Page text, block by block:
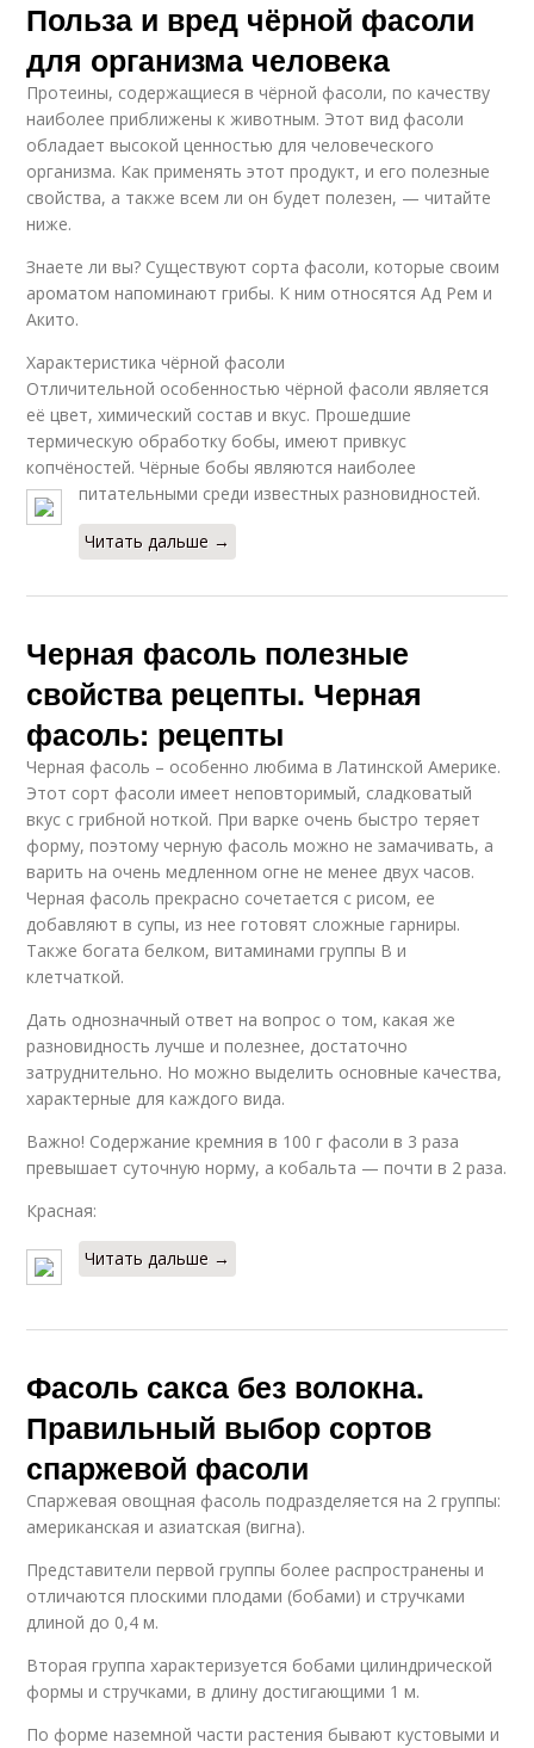
Польза и вред чёрной фасоли
для организма человека
Протеины, содержащиеся в чёрной фасоли, по качеству
наиболее приближены к животным. Этот вид фасоли
обладает высокой ценностью для человеческого
организма. Как применять этот продукт, и его полезные
свойства, а также всем ли он будет полезен, — читайте
ниже.
Знаете ли вы? Существуют сорта фасоли, которые своим
ароматом напоминают грибы. К ним относятся Ад Рем и
Акито.
Характеристика чёрной фасоли
Отличительной особенностью чёрной фасоли является
её цвет, химический состав и вкус. Прошедшие
термическую обработку бобы, имеют привкус
копчёностей. Чёрные бобы являются наиболее
питательными среди известных разновидностей.
Читать дальше →
Черная фасоль полезные
свойства рецепты. Черная
фасоль: рецепты
Черная фасоль – особенно любима в Латинской Америке.
Этот сорт фасоли имеет неповторимый, сладковатый
вкус с грибной ноткой. При варке очень быстро теряет
форму, поэтому черную фасоль можно не замачивать, а
варить на очень медленном огне не менее двух часов.
Черная фасоль прекрасно сочетается с рисом, ее
добавляют в супы, из нее готовят сложные гарниры.
Также богата белком, витаминами группы В и
клетчаткой.
Дать однозначный ответ на вопрос о том, какая же
разновидность лучше и полезнее, достаточно
затруднительно. Но можно выделить основные качества,
характерные для каждого вида.
Важно! Содержание кремния в 100 г фасоли в 3 раза
превышает суточную норму, а кобальта — почти в 2 раза.
Красная:
Читать дальше →
Фасоль сакса без волокна.
Правильный выбор сортов
спаржевой фасоли
Спаржевая овощная фасоль подразделяется на 2 группы:
американская и азиатская (вигна).
Представители первой группы более распространены и
отличаются плоскими плодами (бобами) и стручками
длиной до 0,4 м.
Вторая группа характеризуется бобами цилиндрической
формы и стручками, в длину достигающими 1 м.
По форме наземной части растения бывают кустовыми и